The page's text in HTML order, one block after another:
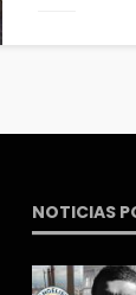
NOTICIAS